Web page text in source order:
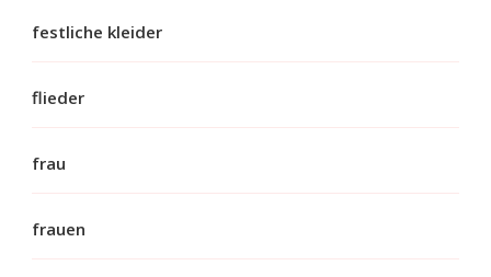
festliche kleider
flieder
frau
frauen